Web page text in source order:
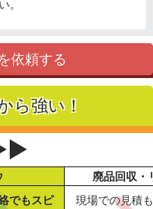
。
依頼する
ら強い！
廃品回収・
でもスピ
現場での見積